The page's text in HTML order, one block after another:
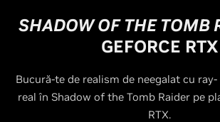
SHADOW OF THE TOMB
GEFORCE RTX
Bucură-te de realism de neegalat cu ray-
real în Shadow of the Tomb Raider pe
RTX.